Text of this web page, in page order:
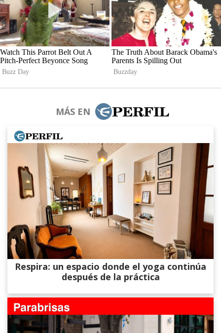
MÁS EN
Respira: un espacio donde el yoga continúa
después de la práctica